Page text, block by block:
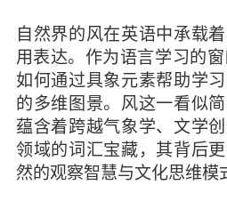
自然界的风在英语中承载
用表达。作为语言学习的
如何通过具象元素帮助学
的多维图景。风这一看似
蕴含着跨越气象学、文学
领域的词汇宝藏，其背后
然的观察智慧与文化思维模